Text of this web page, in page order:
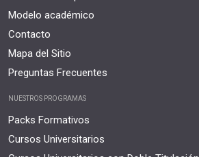
Modelo académico
Contacto
Mapa del Sitio
Preguntas Frecuentes
NUESTROS PROGRAMAS
Packs Formativos
Cursos Universitarios